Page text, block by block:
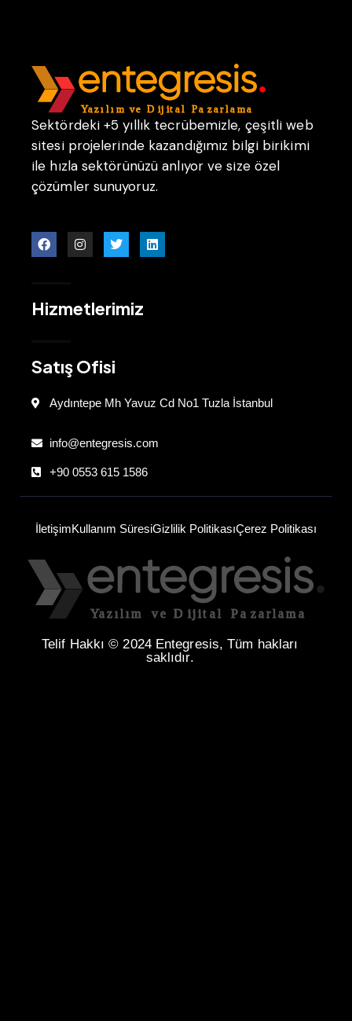
Sektördeki +5 yıllık tecrübemizle, çeşitli web
sitesi projelerinde kazandığımız bilgi birikimi
ile hızla sektörünüzü anlıyor ve size özel
çözümler sunuyoruz.
Hizmetlerimiz
Satış Ofisi
Aydıntepe Mh Yavuz Cd No1 Tuzla İstanbul
info@entegresis.com
+90 0553 615 1586
İletişimKullanım SüresiGizlilik PolitikasıÇerez Politikası
Telif Hakkı © 2024 Entegresis, Tüm hakları
saklıdır.